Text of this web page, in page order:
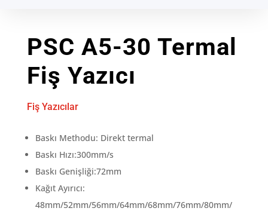
PSC A5-30 Termal
Fiş Yazıcı
Fiş Yazıcılar
Baskı Methodu: Direkt termal
Baskı Hızı:300mm/s
Baskı Genişliği:72mm
Kağıt Ayırıcı:
48mm/52mm/56mm/64mm/68mm/76mm/80mm/